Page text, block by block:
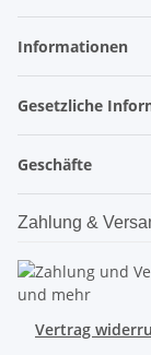
Informationen
Gesetzliche
Geschäfte
Zahlung &
Vertrag